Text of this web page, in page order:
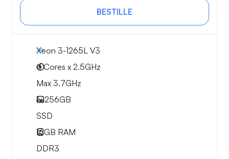
BESTILLE
Xeon 3-1265L V3
4 Cores x 2.5GHz
Max 3.7GHz
1x256GB
SSD
16GB RAM
DDR3